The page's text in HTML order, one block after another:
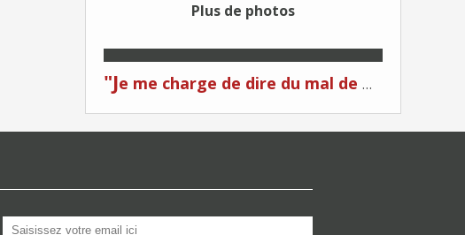
Plus de photos
"Je me charge de dire du mal de moi... Quand on me critique... C'est du plagiat ! "